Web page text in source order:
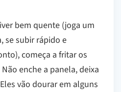
bem quente (joga um
se subir rápido e
começa a fritar os
enche a panela, deixa
vão dourar em alguns